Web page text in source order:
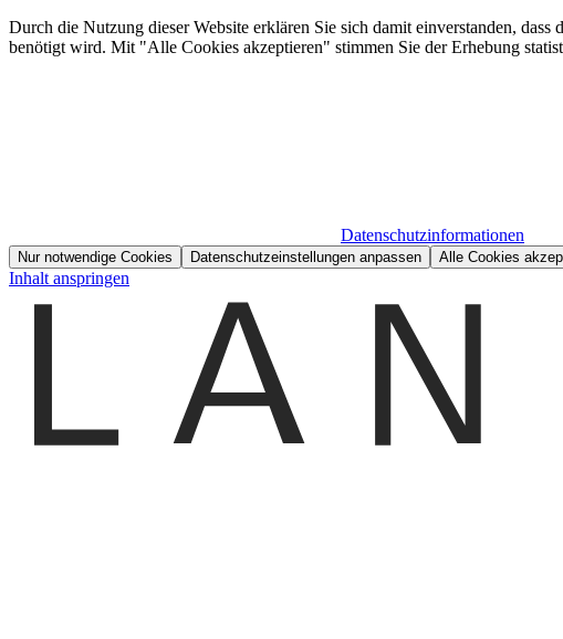
Durch die Nutzung dieser Website erklären Sie sich damit einverstanden,
benötigt wird. Mit "Alle Cookies akzeptieren" stimmen Sie der Erhebung
Datenschutzinformationen
Nur notwendige Cookies Datenschutzeinstellungen anpassen Alle Cookies
Inhalt anspringen